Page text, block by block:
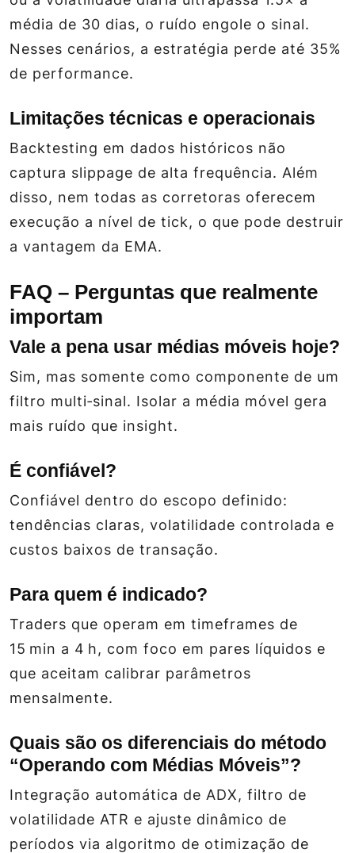
média de 30 dias, o ruído engole o sinal.
Nesses cenários, a estratégia perde até 35%
de performance.
Limitações técnicas e operacionais
Backtesting em dados históricos não
captura slippage de alta frequência. Além
disso, nem todas as corretoras oferecem
execução a nível de tick, o que pode destruir
a vantagem da EMA.
FAQ – Perguntas que realmente
importam
Vale a pena usar médias móveis hoje?
Sim, mas somente como componente de um
filtro multi‑sinal. Isolar a média móvel gera
mais ruído que insight.
É confiável?
Confiável dentro do escopo definido:
tendências claras, volatilidade controlada e
custos baixos de transação.
Para quem é indicado?
Traders que operam em timeframes de
15 min a 4 h, com foco em pares líquidos e
que aceitam calibrar parâmetros
mensalmente.
Quais são os diferenciais do método
“Operando com Médias Móveis”?
Integração automática de ADX, filtro de
volatilidade ATR e ajuste dinâmico de
períodos via algoritmo de otimização de